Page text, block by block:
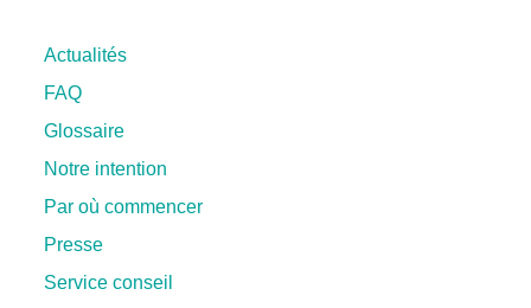
Actualités
FAQ
Glossaire
Notre intention
Par où commencer
Presse
Service conseil